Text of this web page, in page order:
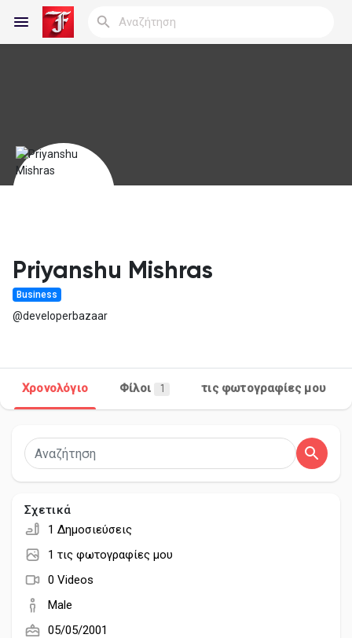
Ανακάλυψε Blogs
Ανακάλυψε Ομάδες
Δημοφιλείς δημοσιεύσεις
Discover Posts
Priyanshu Mishras
Business
@developerbazaar
Χρονολόγιο Φίλοι 1 τις φωτογραφίες μου
Σχετικά
1 Δημοσιεύσεις
1 τις φωτογραφίες μου
0 Videos
Male
05/05/2001